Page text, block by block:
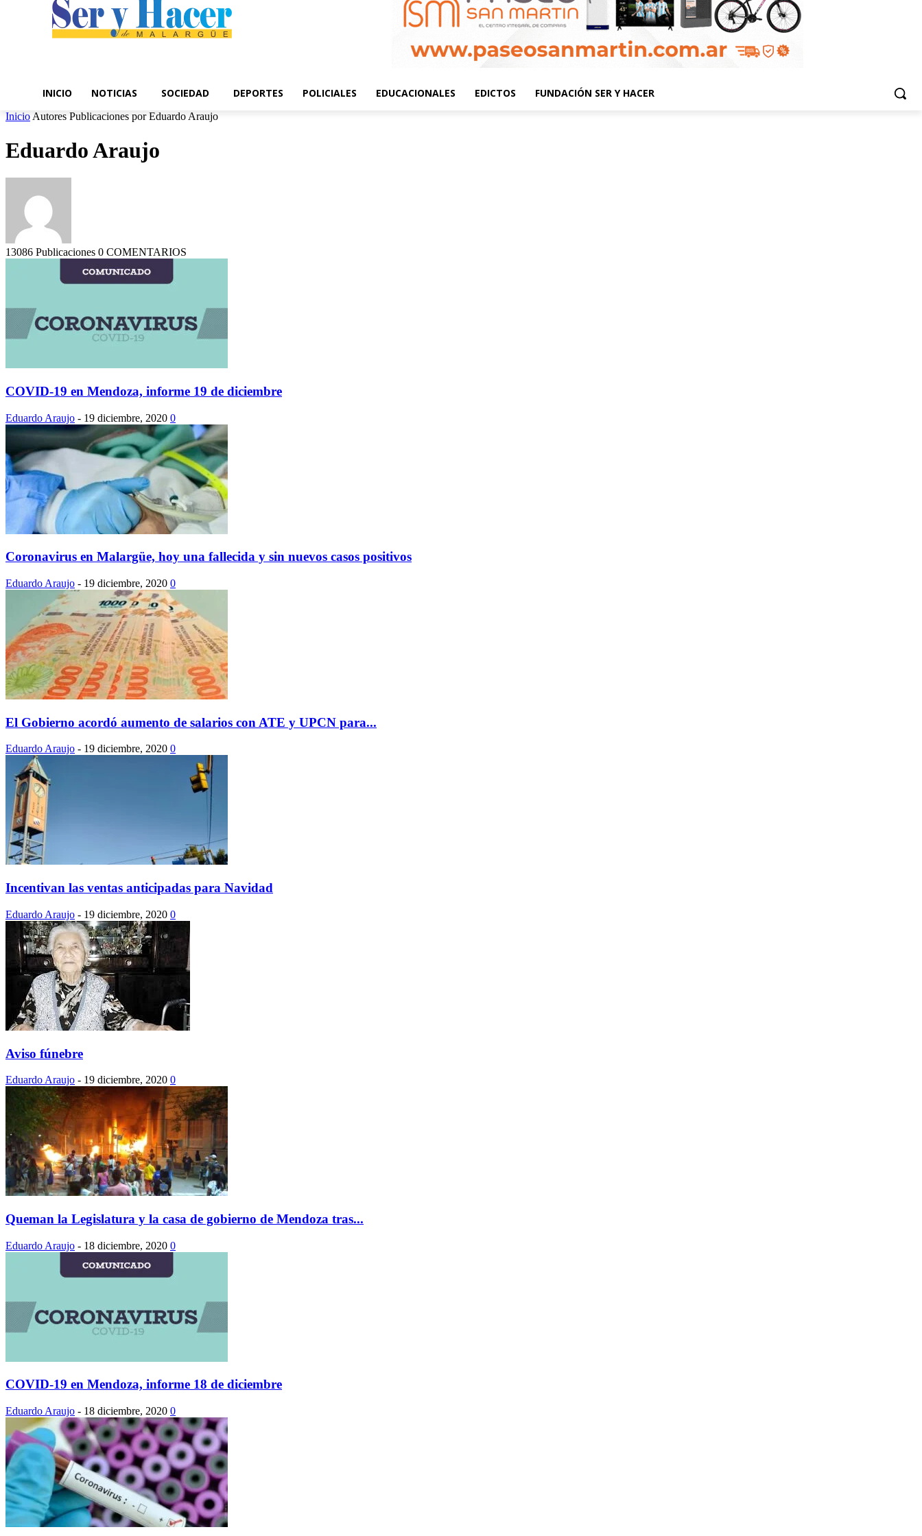
INICIO NOTICIAS SOCIEDAD DEPORTES POLICIALES EDUCACIONALES EDICTOS FUNDACIÓN SER Y HACER
Inicio Autores Publicaciones por Eduardo Araujo
Eduardo Araujo
13086 Publicaciones 0 COMENTARIOS
COVID-19 en Mendoza, informe 19 de diciembre
Eduardo Araujo - 19 diciembre, 2020 0
Coronavirus en Malargüe, hoy una fallecida y sin nuevos casos positivos
Eduardo Araujo - 19 diciembre, 2020 0
El Gobierno acordó aumento de salarios con ATE y UPCN para...
Eduardo Araujo - 19 diciembre, 2020 0
Incentivan las ventas anticipadas para Navidad
Eduardo Araujo - 19 diciembre, 2020 0
Aviso fúnebre
Eduardo Araujo - 19 diciembre, 2020 0
Queman la Legislatura y la casa de gobierno de Mendoza tras...
Eduardo Araujo - 18 diciembre, 2020 0
COVID-19 en Mendoza, informe 18 de diciembre
Eduardo Araujo - 18 diciembre, 2020 0